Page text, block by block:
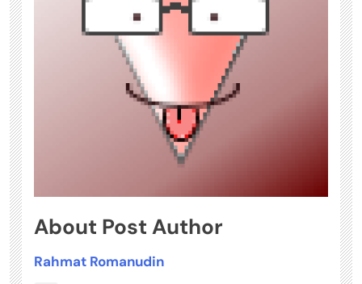
About Post Author
Rahmat Romanudin